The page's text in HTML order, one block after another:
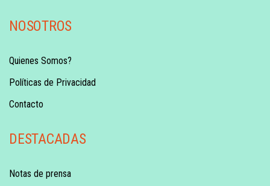
NOSOTROS
Quienes Somos?
Políticas de Privacidad
Contacto
DESTACADAS
Notas de prensa